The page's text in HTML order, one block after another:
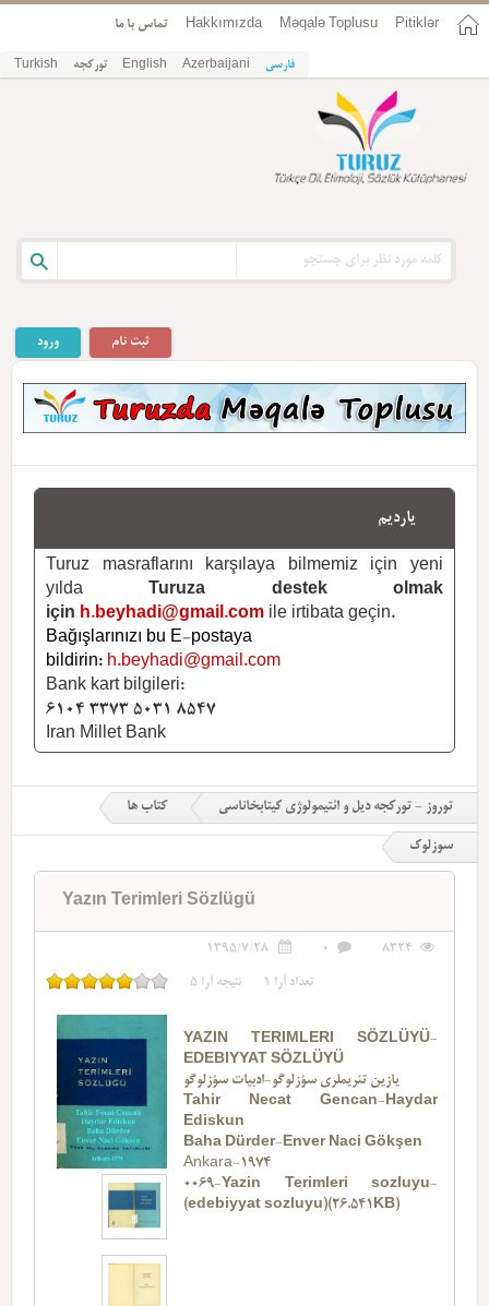
Pitiklər
Məqalə Toplusu
Hakkımızda تماس با ما
فارسی Azerbaijani
English تورکجه Turkish
ورود ثبت نام
یاردیم
Turuz masraflarını karşılaya bilmemiz için yeni
yılda
Turuza destek olmak
için h.beyhadi@gmail.com ile irtibata geçin.
Bağışlarınızı bu E-postaya
bildirin: h.beyhadi@gmail.com
Bank kart bilgileri:
6104 3373 5031 8547
Iran Millet Bank
توروز - تورکجه دیل و ائتیمولوژی کیتابخاناسی کتاب ها
سوزلوک
Yazın Terimleri Sözlügü
8324
0
1395/7/28
تعداد آرا 1 نتیجه آرا 5
YAZIN TERIMLERI SÖZLÜYÜ-
EDEBIYYAT SÖZLÜYÜ
یازین تئریملری سؤزلوگو-ادبیات سؤزلوگو
Tahir Necat Gencan-Haydar
Ediskun
Baha Dürder-Enver Naci Gökşen
Ankara-1974
0069-Yazin Terimleri sozluyu-
(edebiyyat sozluyu)(26.541KB)